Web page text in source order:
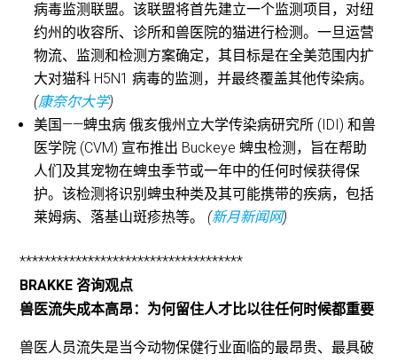
病毒监测联盟。该联盟将首先建立一个监测项目，对纽
约州的收容所、诊所和兽医院的猫进行检测。一旦运营
物流、监测和检测方案确定，其目标是在全美范围内扩
大对猫科 H5N1 病毒的监测，并最终覆盖其他传染病。
(康奈尔大学)
美国——蜱虫病 俄亥俄州立大学传染病研究所 (IDI) 和兽
医学院 (CVM) 宣布推出 Buckeye 蜱虫检测，旨在帮助
人们及其宠物在蜱虫季节或一年中的任何时候获得保
护。该检测将识别蜱虫种类及其可能携带的疾病，包括
莱姆病、落基山斑疹热等。 (新月新闻网)
************************************
BRAKKE 咨询观点
兽医流失成本高昂：为何留住人才比以往任何时候都重要
兽医人员流失是当今动物保健行业面临的最昂贵、最具破